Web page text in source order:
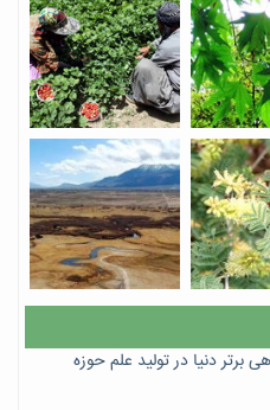
۳ مرکز دانشگاهی برتر دنیا در تولید علم حوزه